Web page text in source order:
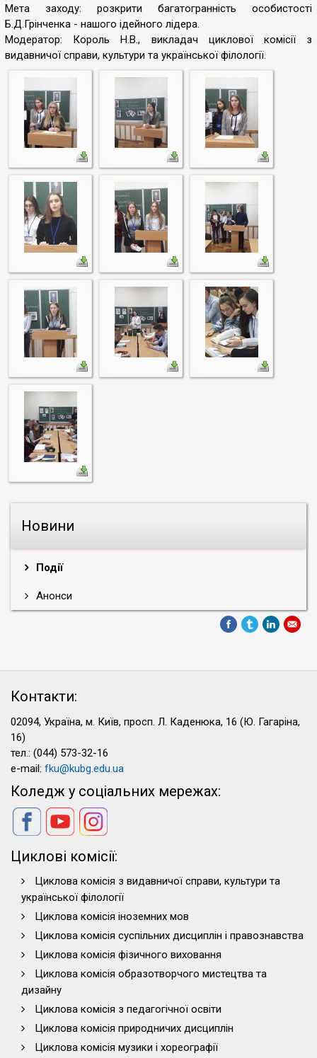
Новини
Події
Анонси
Мета заходу: розкрити багатогранність особистості
Б.Д.Грінченка - нашого ідейного лідера.
Модератор: Король Н.В., викладач циклової комісії з
видавничої справи, культури та української філології.
Контакти:
02094, Україна, м. Київ, просп. Л. Каденюка, 16 (Ю. Гагаріна,
16)
тел.: (044) 573-32-16
e-mail: fku@kubg.edu.ua
Коледж у соціальних мережах:
Циклові комісії:
Циклова комісія з видавничої справи, культури та
української філології
Циклова комісія іноземних мов
Циклова комісія суспільних дисциплін і правознавства
Циклова комісія фізичного виховання
Циклова комісія образотворчого мистецтва та
дизайну
Циклова комісія з педагогічної освіти
Циклова комісія природничих дисциплін
Циклова комісія музики і хореографії